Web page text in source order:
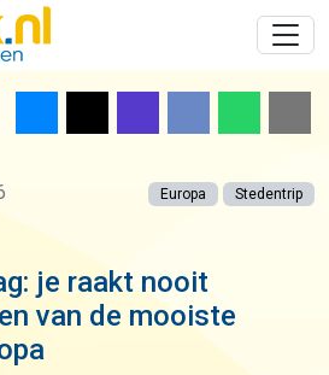
Europa Stedentrip
je raakt nooit
van de mooiste